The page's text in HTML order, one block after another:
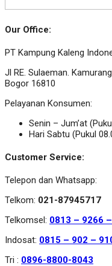
Our Office:
PT Kampung Kaleng
Jl RE. Sulaeman.
Bogor 16810
Pelayanan Konsumen:
Senin – Jum’at
Hari Sabtu (Pukul
Customer Service:
Telepon dan Whatsapp:
Telkom: 021-87945717
Telkomsel: 0813 – 9266
Indosat: 0815 – 902 –
Tri : 0896-8800-8043